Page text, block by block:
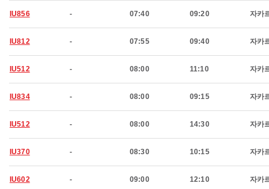
IU856 - 07:40 09:20 자카
IU812 - 07:55 09:40 자카
IU512 - 08:00 11:10 자카
IU834 - 08:00 09:15 자카
IU512 - 08:00 14:30 자카
IU370 - 08:30 10:15 자카
IU602 - 09:00 12:10 자카